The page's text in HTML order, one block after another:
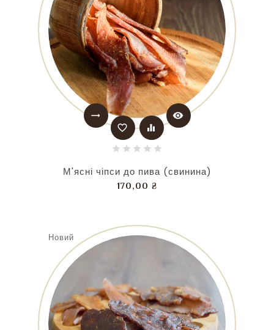
trending_flat
favorite_border
equalizer
visibility
М'ясні чіпси до пива (свинина)
170,00 ₴
Новий